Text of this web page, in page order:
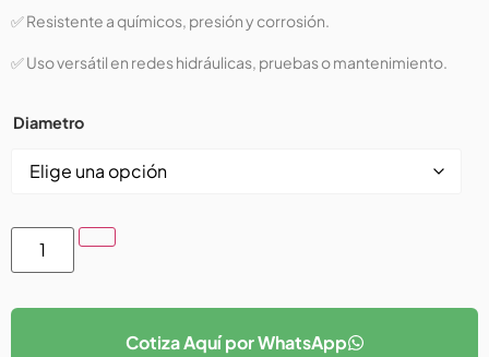
✅ Resistente a químicos, presión y corrosión.
✅ Uso versátil en redes hidráulicas, pruebas o mantenimiento.
Diametro
Cotiza Aquí por WhatsApp